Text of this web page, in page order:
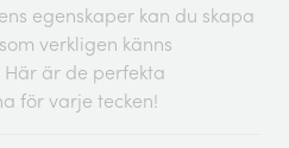
egenskaper kan du skapa
verkligen känns
Här är de perfekta
för varje tecken!